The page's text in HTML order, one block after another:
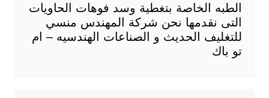
الطبه الخاصة بتغطية وسد فوهات الحاويات
التى نقدمها نحن شركة المهندس منسي
للتغليف الحديث و الصناعات الهندسيه – ام
تو باك